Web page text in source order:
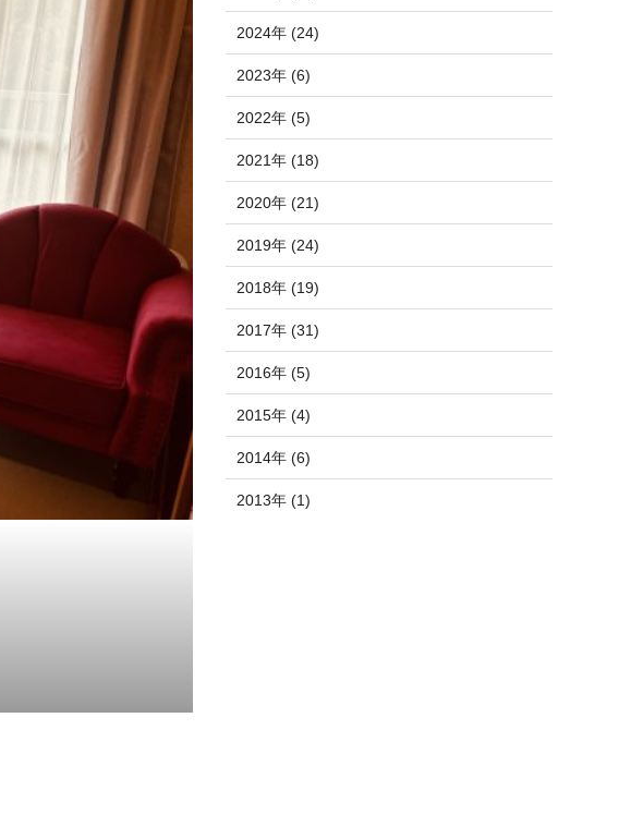
2024年 (24)
2023年 (6)
2022年 (5)
2021年 (18)
2020年 (21)
2019年 (24)
2018年 (19)
2017年 (31)
2016年 (5)
2015年 (4)
2014年 (6)
2013年 (1)